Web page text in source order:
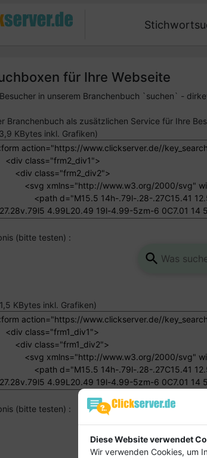
für Ihre Webseite
in unserem Branchenbuch `suchen` -
Branchenbuch als zusätzlichen Service für Ihre
KBytes inkl. Grafiken)
(bitte testen) :
KBytes inkl. Grafiken)
(bitte testen) :
Diese Website verwendet
Wir verwenden Cookies, um